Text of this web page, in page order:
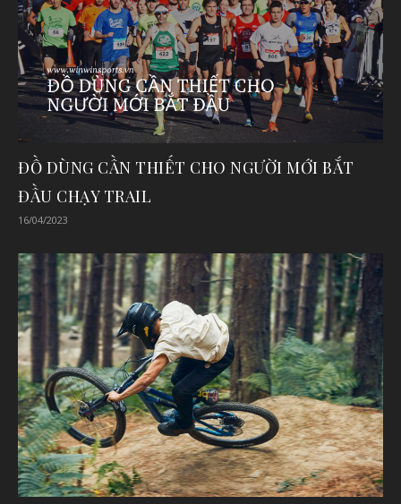
ĐỒ DÙNG CẦN THIẾT CHO NGƯỜI MỚI BẮT
ĐẦU CHẠY TRAIL
16/04/2023